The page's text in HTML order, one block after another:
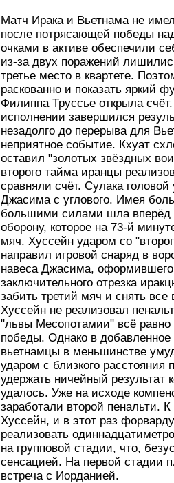
Матч Ирака и Вьетнама не
после потрясающей победы
очками в активе обеспечили
из-за двух поражений
третье место в квартете.
раскованно и показать яркий
Филиппа Труссье открыла
исполнении завершился
незадолго до перерыва для
неприятное событие. Кхуат
оставил "золотых звёздных
второго тайма иранцы
сравняли счёт. Сулака
Джасима с углового. Имея
большими силами шла вперёд
оборону, которое на 73-й
мяч. Хуссейн ударом со
направил игровой снаряд в
навеса Джасима,
заключительного отрезка
забить третий мяч и снять
Хуссейн не реализовал
"львы Месопотамии" всё равно
победы. Однако в
вьетнамцы в меньшинстве
ударом с близкого
удержать ничейный результат
удалось. Уже на исходе
заработали второй пенальти.
Хуссейн, и в этот раз
реализовать
на групповой стадии, что,
сенсацией. На первой стадии
встреча с Иорданией.